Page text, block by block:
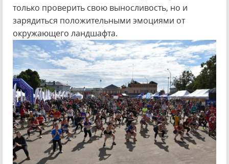
только проверить свою выносливость, но и
зарядиться положительными эмоциями от
окружающего ландшафта.